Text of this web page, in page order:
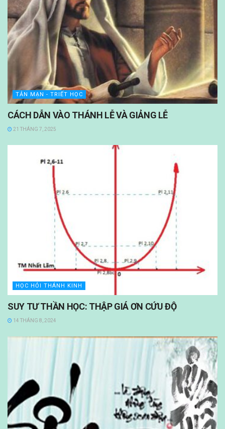
TẢN MẠN - TRIẾT HỌC
CÁCH DẪN VÀO THÁNH LỄ VÀ GIẢNG LỄ
21 THÁNG 7, 2025
HỌC HỎI THÁNH KINH
SUY TƯ THẦN HỌC: THẬP GIÁ ƠN CỨU ĐỘ
14 THÁNG 8, 2024